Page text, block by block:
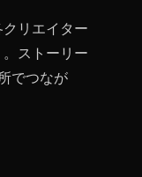
リエイター
ストーリー
でつなが